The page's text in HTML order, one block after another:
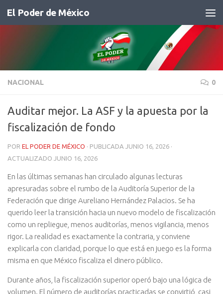
Saltar al contenido
El Poder de México
NACIONAL 0
Auditar mejor. La ASF y la apuesta por la
fiscalización de fondo
POR EL PODER DE MÉXICO · PUBLICADA JUNIO 16, 2026 ·
ACTUALIZADO JUNIO 16, 2026
En las últimas semanas han circulado algunas lecturas
apresuradas sobre el rumbo de la Auditoría Superior de la
Federación que dirige Aureliano Hernández Palacios. Se ha
querido leer la transición hacia un nuevo modelo de fiscalización
como un repliegue, menos auditorías, menos vigilancia, menos
rigor. La realidad es exactamente la contraria, y conviene
explicarla con claridad, porque lo que está en juego es la forma
misma en que México fiscaliza el dinero público.
Durante años, la fiscalización superior operó bajo una lógica de
volumen. El número de auditorías practicadas se convirtió, casi